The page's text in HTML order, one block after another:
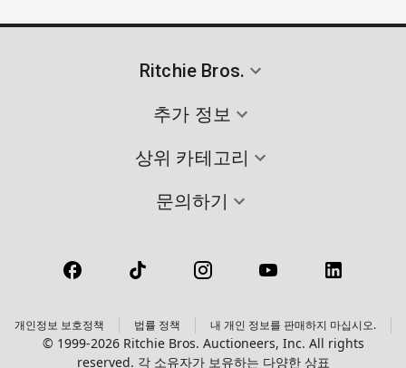
Ritchie Bros.
추가 정보
상위 카테고리
문의하기
개인정보 보호정책 법률 정책 내 개인 정보를 판매하지 마십시오.
© 1999-2026 Ritchie Bros. Auctioneers, Inc. All rights
reserved. 각 소유자가 보유하는 다양한 상표